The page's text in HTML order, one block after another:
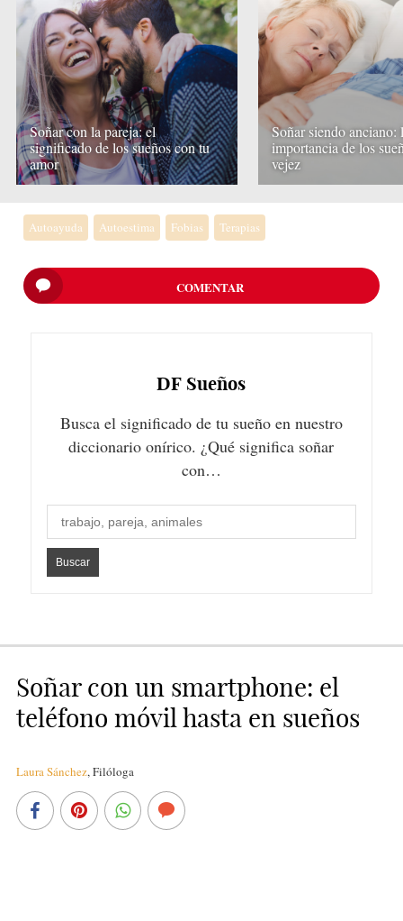
Soñar con la pareja: el
significado de los sueños con tu
amor
Soñar siendo anciano:
importancia de los
vejez
Autoayuda Autoestima Fobias Terapias
COMENTAR
DF Sueños
Busca el significado de tu sueño en nuestro
diccionario onírico. ¿Qué significa soñar
con…
Soñar con un smartphone: el
teléfono móvil hasta en sueños
Laura Sánchez,Filóloga